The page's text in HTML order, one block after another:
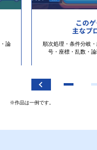
論
この
主なプ
順次処理・条件分岐
号・座標・乱数・
※作品は一例です。